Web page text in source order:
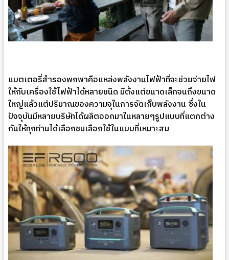
แบตเตอรี่สำรองพกพาคือแหล่งพลังงานไฟฟ้าที่จะช่วยจ่ายไฟ
ให้กับเครื่องใช้ไฟฟ้าได้หลายชนิด มีตั้งแต่ขนาดเล็กจนถึงขนาด
ใหญ่แล้วแต่ปริมาณของความจุในการจัดเก็บพลังงาน ซึ่งใน
ปัจจุบันมีหลายบริษัทได้ผลิตออกมาในหลายๆรูปแบบที่แตกต่าง
กันให้ทุกท่านได้เลือกชมเลือกใช้ในแบบที่เหมาะสม